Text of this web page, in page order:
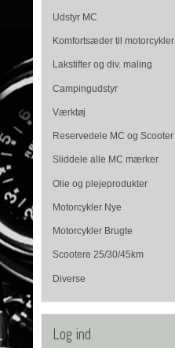
Udstyr MC
Komfortsæder til motorcykler
Lakstifter og div. maling
Campingudstyr
Værktøj
Reservedele MC og Scooter
Sliddele alle MC mærker
Olie og plejeprodukter
Motorcykler Nye
Motorcykler Brugte
Scootere 25/30/45km
Diverse
Log ind